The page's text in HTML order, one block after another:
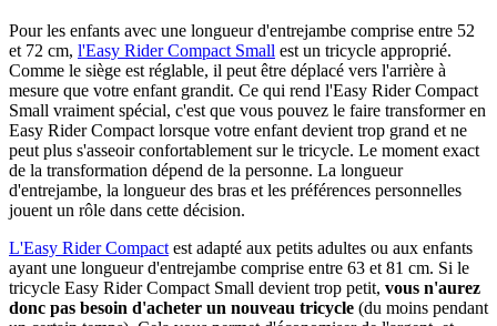
Pour les enfants avec une longueur d'entrejambe comprise entre 52
et 72 cm, l'Easy Rider Compact Small est un tricycle approprié.
Comme le siège est réglable, il peut être déplacé vers l'arrière à
mesure que votre enfant grandit. Ce qui rend l'Easy Rider Compact
Small vraiment spécial, c'est que vous pouvez le faire transformer en
Easy Rider Compact lorsque votre enfant devient trop grand et ne
peut plus s'asseoir confortablement sur le tricycle. Le moment exact
de la transformation dépend de la personne. La longueur
d'entrejambe, la longueur des bras et les préférences personnelles
jouent un rôle dans cette décision.
L'Easy Rider Compact est adapté aux petits adultes ou aux enfants
ayant une longueur d'entrejambe comprise entre 63 et 81 cm. Si le
tricycle Easy Rider Compact Small devient trop petit, vous n'aurez
donc pas besoin d'acheter un nouveau tricycle (du moins pendant